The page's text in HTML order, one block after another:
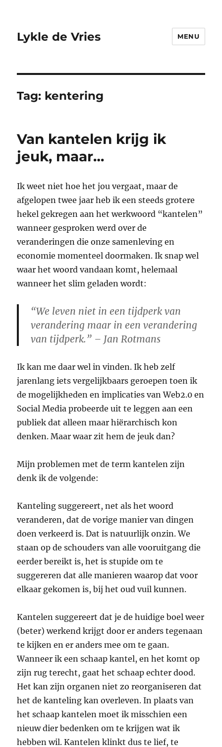
Lykle de Vries MENU
Tag: kentering
Van kantelen krijg ik
jeuk, maar…
Ik weet niet hoe het jou vergaat, maar de
afgelopen twee jaar heb ik een steeds grotere
hekel gekregen aan het werkwoord “kantelen”
wanneer gesproken werd over de
veranderingen die onze samenleving en
economie momenteel doormaken. Ik snap wel
waar het woord vandaan komt, helemaal
wanneer het slim geladen wordt:
“We leven niet in een tijdperk van
verandering maar in een verandering
van tijdperk.” – Jan Rotmans
Ik kan me daar wel in vinden. Ik heb zelf
jarenlang iets vergelijkbaars geroepen toen ik
de mogelijkheden en implicaties van Web2.0 en
Social Media probeerde uit te leggen aan een
publiek dat alleen maar hiërarchisch kon
denken. Maar waar zit hem de jeuk dan?
Mijn problemen met de term kantelen zijn
denk ik de volgende:
Kanteling suggereert, net als het woord
veranderen, dat de vorige manier van dingen
doen verkeerd is. Dat is natuurlijk onzin. We
staan op de schouders van alle vooruitgang die
eerder bereikt is, het is stupide om te
suggereren dat alle manieren waarop dat voor
elkaar gekomen is, bij het oud vuil kunnen.
Kantelen suggereert dat je de huidige boel weer
(beter) werkend krijgt door er anders tegenaan
te kijken en er anders mee om te gaan.
Wanneer ik een schaap kantel, en het komt op
zijn rug terecht, gaat het schaap echter dood.
Het kan zijn organen niet zo reorganiseren dat
het de kanteling kan overleven. In plaats van
het schaap kantelen moet ik misschien een
nieuw dier bedenken om te krijgen wat ik
hebben wil. Kantelen klinkt dus te lief, te